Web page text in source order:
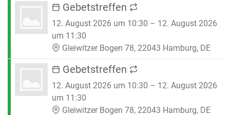
Gebetstreffen
12. August 2026 um 10:30 – 12. August 2026
um 11:30
Gleiwitzer Bogen 78, 22043 Hamburg, DE
Gebetstreffen
12. August 2026 um 10:30 – 12. August 2026
um 11:30
Gleiwitzer Bogen 78, 22043 Hamburg, DE